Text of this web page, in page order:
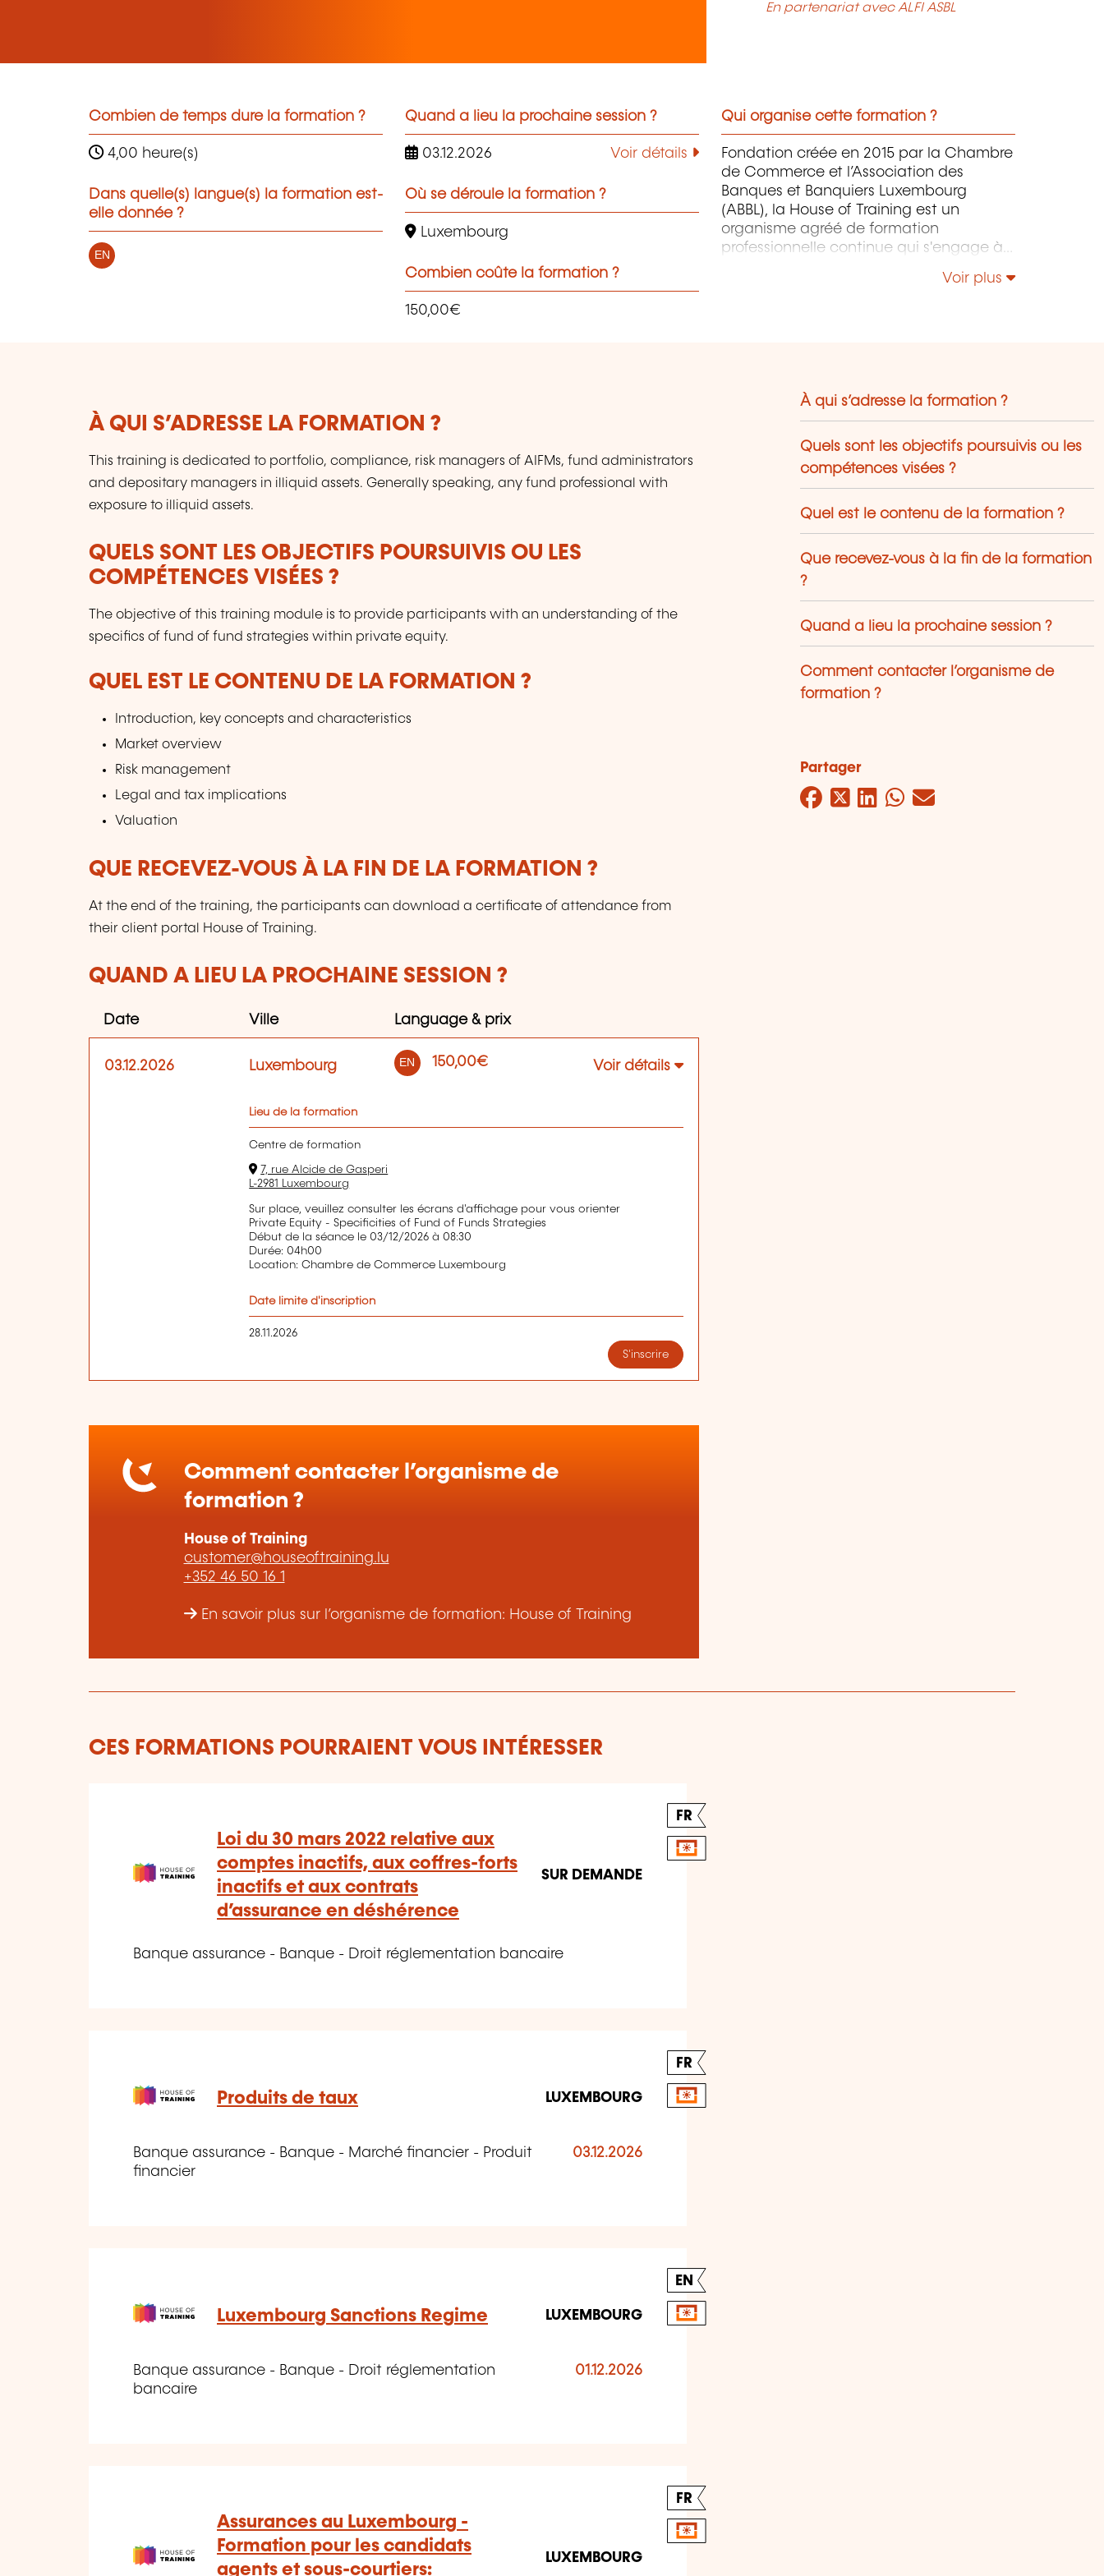
En partenariat avec ALFI ASBL
Combien de temps dure la formation ?
4,00 heure(s)
Dans quelle(s) langue(s) la formation est-
elle donnée ?
EN
Quand a lieu la prochaine session ?
03.12.2026 Voir détails
Où se déroule la formation ?
Luxembourg
Combien coûte la formation ?
150,00€
Qui organise cette formation ?
Fondation créée en 2015 par la Chambre
de Commerce et l’Association des
Banques et Banquiers Luxembourg
(ABBL), la House of Training est un
organisme agréé de formation
professionnelle continue qui s'engage à
et à l'attractivité du Luxembourg en
Voir plus
À QUI S’ADRESSE LA FORMATION ?
This training is dedicated to portfolio, compliance, risk managers of AIFMs, fund administrators
and depositary managers in illiquid assets. Generally speaking, any fund professional with
exposure to illiquid assets.
QUELS SONT LES OBJECTIFS POURSUIVIS OU LES
COMPÉTENCES VISÉES ?
The objective of this training module is to provide participants with an understanding of the
specifics of fund of fund strategies within private equity.
QUEL EST LE CONTENU DE LA FORMATION ?
Introduction, key concepts and characteristics
Market overview
Risk management
Legal and tax implications
Valuation
QUE RECEVEZ-VOUS À LA FIN DE LA FORMATION ?
At the end of the training, the participants can download a certificate of attendance from
their client portal House of Training.
QUAND A LIEU LA PROCHAINE SESSION ?
Date Ville Language & prix
03.12.2026 Luxembourg EN 150,00€ Voir détails
Lieu de la formation
Centre de formation
7, rue Alcide de Gasperi
L-2981 Luxembourg
Sur place, veuillez consulter les écrans d'affichage pour vous orienter
Private Equity - Specificities of Fund of Funds Strategies
Début de la séance le 03/12/2026 à 08:30
Durée: 04h00
Location: Chambre de Commerce Luxembourg
Date limite d'inscription
28.11.2026
S'inscrire
Comment contacter l’organisme de
formation ?
House of Training
customer@houseoftraining.lu
+352 46 50 16 1
En savoir plus sur l’organisme de formation: House of Training
À qui s’adresse la formation ?
Quels sont les objectifs poursuivis ou les
compétences visées ?
Quel est le contenu de la formation ?
Que recevez-vous à la fin de la formation
?
Quand a lieu la prochaine session ?
Comment contacter l’organisme de
formation ?
Partager
Facebook
Twitter
LinkedIn
WhatsApp
Mail
CES FORMATIONS POURRAIENT VOUS INTÉRESSER
FR
Loi du 30 mars 2022 relative aux
comptes inactifs, aux coffres-forts
inactifs et aux contrats
d’assurance en déshérence
SUR DEMANDE
Banque assurance - Banque - Droit réglementation bancaire
FR
Produits de taux LUXEMBOURG
Banque assurance - Banque - Marché financier - Produit
financier
03.12.2026
EN
Luxembourg Sanctions Regime LUXEMBOURG
Banque assurance - Banque - Droit réglementation
bancaire
01.12.2026
FR
Assurances au Luxembourg -
Formation pour les candidats
agents et sous-courtiers:
LUXEMBOURG